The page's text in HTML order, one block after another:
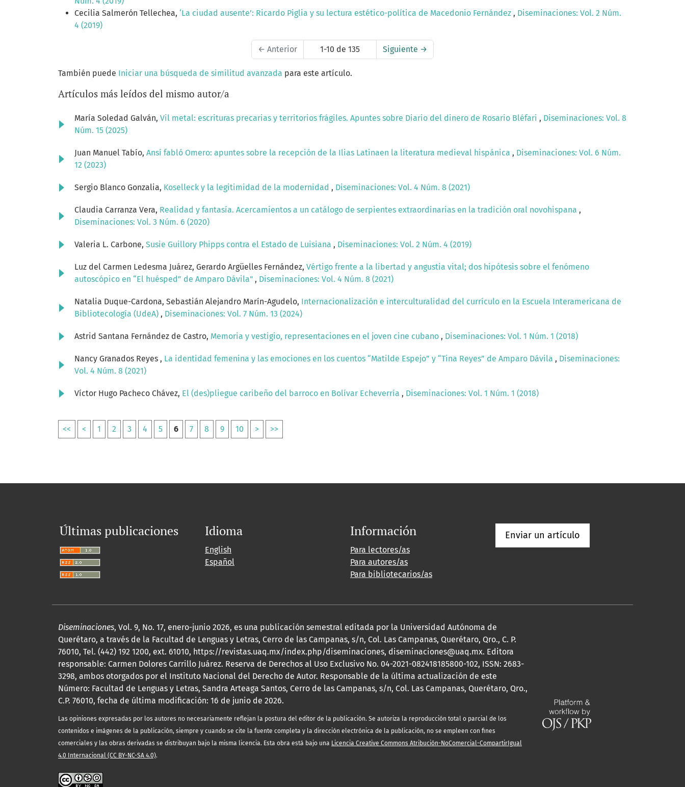
Cecilia Salmerón Tellechea, ‘La ciudad ausente’: Ricardo Piglia y su lectura estético-política de Macedonio Fernández , Diseminaciones: Vol. 2 Núm.
4 (2019)
← Anterior 1-10 de 135 Siguiente →
También puede Iniciar una búsqueda de similitud avanzada para este artículo.
Artículos más leídos del mismo autor/a
María Soledad Galván, Vil metal: escrituras precarias y territorios frágiles. Apuntes sobre Diario del dinero de Rosario Bléfari , Diseminaciones: Vol. 8
Núm. 15 (2025)
Juan Manuel Tabío, Ansí fabló Omero: apuntes sobre la recepción de la Ilias Latinaen la literatura medieval hispánica , Diseminaciones: Vol. 6 Núm.
12 (2023)
Sergio Blanco Gonzalia, Koselleck y la legitimidad de la modernidad , Diseminaciones: Vol. 4 Núm. 8 (2021)
Claudia Carranza Vera, Realidad y fantasía. Acercamientos a un catálogo de serpientes extraordinarias en la tradición oral novohispana ,
Diseminaciones: Vol. 3 Núm. 6 (2020)
Valeria L. Carbone, Susie Guillory Phipps contra el Estado de Luisiana , Diseminaciones: Vol. 2 Núm. 4 (2019)
Luz del Carmen Ledesma Juárez, Gerardo Argüelles Fernández, Vértigo frente a la libertad y angustia vital; dos hipótesis sobre el fenómeno
autoscópico en “El huésped” de Amparo Dávila" , Diseminaciones: Vol. 4 Núm. 8 (2021)
Natalia Duque-Cardona, Sebastián Alejandro Marín-Agudelo, Internacionalización e interculturalidad del currículo en la Escuela Interamericana de
Bibliotecología (UdeA) , Diseminaciones: Vol. 7 Núm. 13 (2024)
Astrid Santana Fernández de Castro, Memoria y vestigio, representaciones en el joven cine cubano , Diseminaciones: Vol. 1 Núm. 1 (2018)
Nancy Granados Reyes , La identidad femenina y las emociones en los cuentos “Matilde Espejo” y “Tina Reyes” de Amparo Dávila , Diseminaciones:
Vol. 4 Núm. 8 (2021)
Víctor Hugo Pacheco Chávez, El (des)pliegue caribeño del barroco en Bolívar Echeverría , Diseminaciones: Vol. 1 Núm. 1 (2018)
<< < 1 2 3 4 5 6 7 8 9 10 > >>
Últimas publicaciones Idioma
English
Español
Información
Para lectores/as
Para autores/as
Para bibliotecarios/as
Enviar un artículo
Diseminaciones, Vol. 9, No. 17, enero-junio 2026, es una publicación semestral editada por la Universidad Autónoma de
Querétaro, a través de la Facultad de Lenguas y Letras, Cerro de las Campanas, s/n, Col. Las Campanas, Querétaro, Qro., C. P.
76010, Tel. (442) 192 1200, ext. 61010, https://revistas.uaq.mx/index.php/diseminaciones, diseminaciones@uaq.mx. Editora
responsable: Carmen Dolores Carrillo Juárez. Reserva de Derechos al Uso Exclusivo No. 04-2021-082418185800-102, ISSN: 2683-
3298, ambos otorgados por el Instituto Nacional del Derecho de Autor. Responsable de la última actualización de este
Número: Facultad de Lenguas y Letras, Sandra Arteaga Santos, Cerro de las Campanas, s/n, Col. Las Campanas, Querétaro, Qro.,
C.P. 76010, fecha de última modificación: 16 de junio de 2026.
Las opiniones expresadas por los autores no necesariamente reflejan la postura del editor de la publicación. Se autoriza la reproducción total o parcial de los
contenidos e imágenes de la publicación, siempre y cuando se cite la fuente completa y la dirección electrónica de la publicación, no se empleen con fines
comerciales y las obras derivadas se distribuyan bajo la misma licencia. Esta obra está bajo una Licencia Creative Commons Atribución-NoComercial-CompartirIgual
4.0 Internacional (CC BY-NC-SA 4.0).